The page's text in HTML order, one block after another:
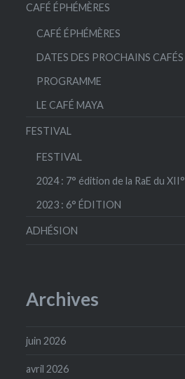
CAFÉ ÉPHÉMÈRES
CAFÉ ÉPHÉMÈRES
DATES DES PROCHAINS CAFÉS
PROGRAMME
LE CAFÉ MAYA
FESTIVAL
FESTIVAL
2024 : 7° édition de la RaE du XII°
2023 : 6° ÉDITION
ADHÉSION
Archives
juin 2026
avril 2026